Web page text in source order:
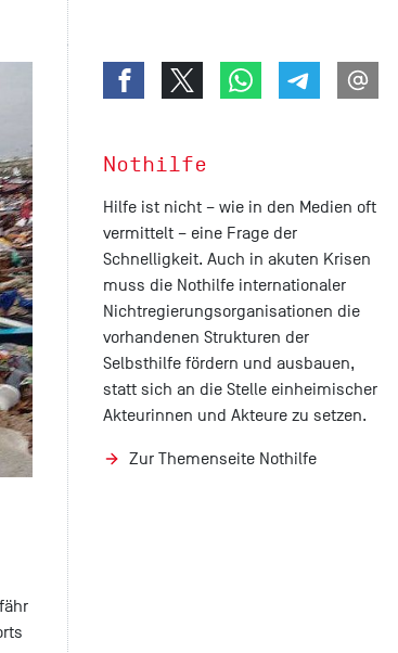
Nothilfe
Hilfe ist nicht – wie in den Medien oft
vermittelt – eine Frage der
Schnelligkeit. Auch in akuten Krisen
muss die Nothilfe internationaler
Nichtregierungsorganisationen die
vorhandenen Strukturen der
Selbsthilfe fördern und ausbauen,
statt sich an die Stelle einheimischer
Akteurinnen und Akteure zu setzen.
Zur Themenseite Nothilfe